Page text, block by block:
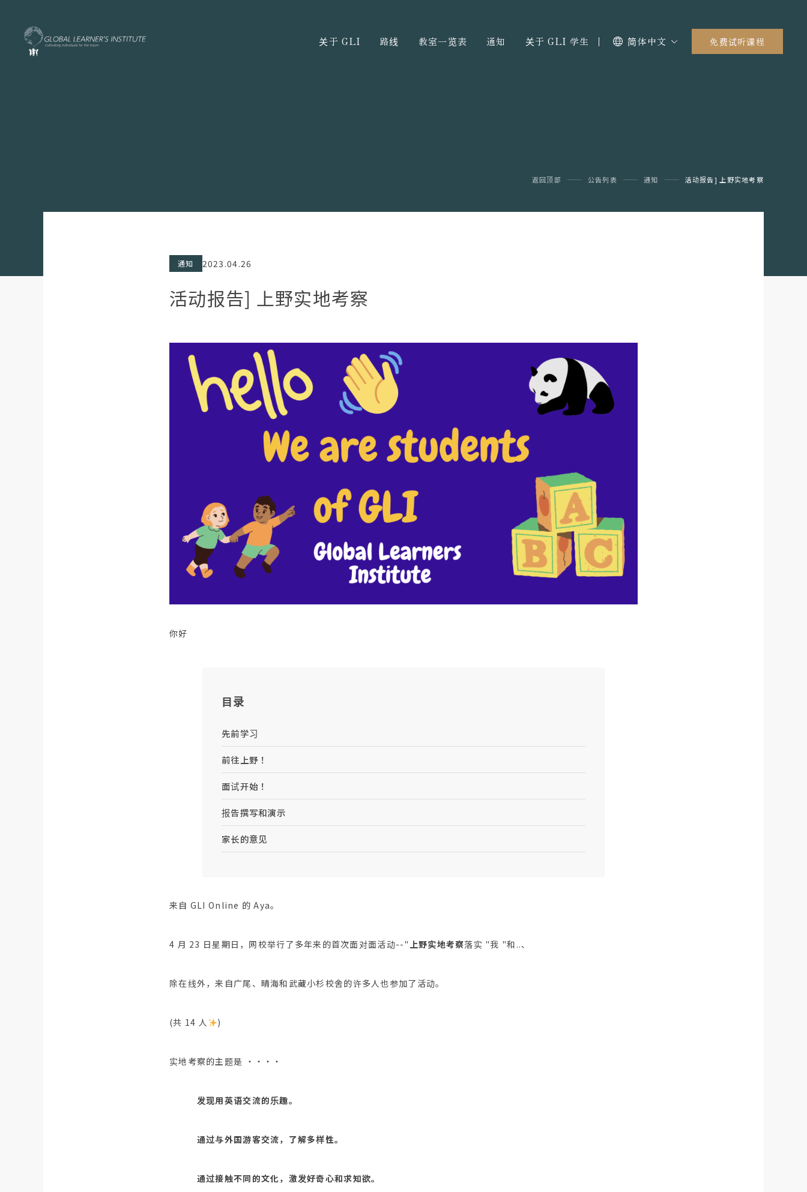
关于 GLI 路线 教室一览表 通知 关于 GLI 学生 简体中文 免费试听课程
返回顶部 公告列表 通知 活动报告] 上野实地考察
通知 2023.04.26
活动报告] 上野实地考察
你好
目录
先前学习
前往上野！
面试开始！
报告撰写和演示
家长的意见
来自 GLI Online 的 Aya。
4 月 23 日星期日，网校举行了多年来的首次面对面活动--" 上野实地考察落实 "我 "和..、
除在线外，来自广尾、晴海和武藏小杉校舍的许多人也参加了活动。
(共 14 人 )
实地考察的主题是 ・・・・
发现用英语交流的乐趣。
通过与外国游客交流，了解多样性。
通过接触不同的文化，激发好奇心和求知欲。